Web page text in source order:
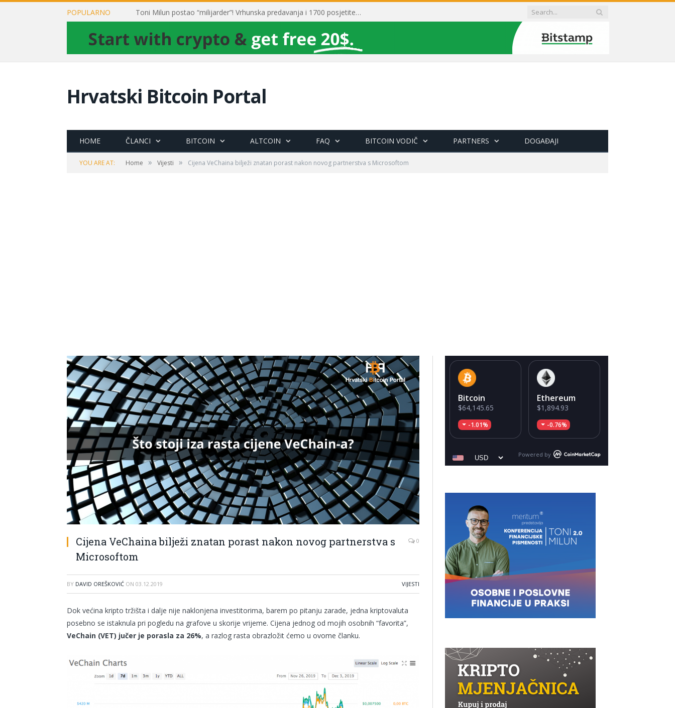
POPULARNO Toni Milun postao “milijarder”! Vrhunska predavanja i 1700 posjetitelja obilježili su mjesec financijske pismenosti
Hrvatski Bitcoin Portal
HOME ČLANCI BITCOIN ALTCOIN FAQ BITCOIN VODIČ PARTNERS DOGAĐAJI
YOU ARE AT: Home » Vijesti » Cijena VeChaina bilježi znatan porast nakon novog partnerstva s Microsoftom
Cijena VeChaina bilježi znatan porast nakon novog partnerstva s
Microsoftom
0
BY DAVID OREŠKOVIĆ ON 03.12.2019 VIJESTI
Dok većina kripto tržišta i dalje nije naklonjena investitorima, barem po pitanju zarade, jedna kriptovaluta
posebno se istaknula pri pogledu na grafove u skorije vrijeme. Cijena jednog od mojih osobnih “favorita”,
VeChain (VET) jučer je porasla za 26%, a razlog rasta obrazložit ćemo u ovome članku.
Bitcoin
$64,145.65
-1.01%
Ethereum
$1,894.93
-0.76%
Powered by